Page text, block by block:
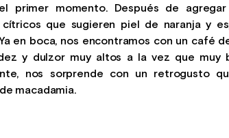
primer momento. Después de
cítricos que sugieren piel de naranja y
en boca, nos encontramos con un café
y dulzor muy altos a la vez que muy
nos sorprende con un retrogusto
macadamia.